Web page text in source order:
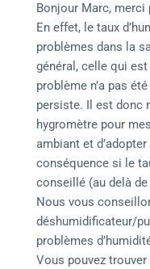
Bonjour Marc,
En effet, le taux
problèmes dans la
général, celle qui
problème n’a pas
persiste. Il est donc
hygromètre pour
ambiant et
conséquence si le
conseillé (au delà de
Nous vous
déshumidificateur/
problèmes
Vous pouvez